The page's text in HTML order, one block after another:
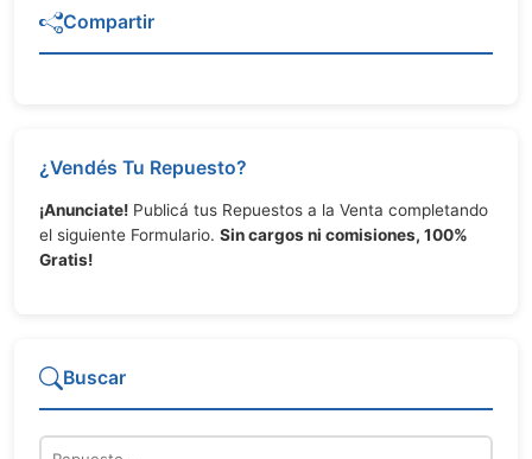
Compartir
¿Vendés Tu Repuesto?
¡Anunciate! Publicá tus Repuestos a la Venta completando
el siguiente Formulario. Sin cargos ni comisiones, 100%
Gratis!
Buscar
Repuesto